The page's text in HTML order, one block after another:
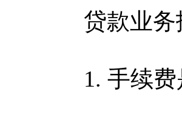
贷款业务
1. 手续费